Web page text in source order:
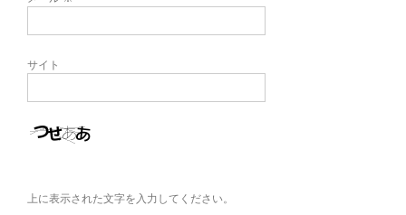
サイト
上に表示された文字を入力してください。